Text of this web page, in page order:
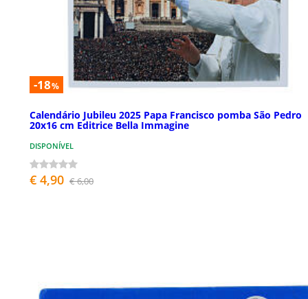
-18%
Calendário Jubileu 2025 Papa Francisco pomba São Pedro
20x16 cm Editrice Bella Immagine
DISPONÍVEL
€ 4,90 € 6,00